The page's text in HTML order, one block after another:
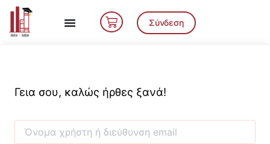
Μετάβαση
περιεχόμενο
Cart Σύνδεση
Γεια σου, καλώς ήρθες ξανά!